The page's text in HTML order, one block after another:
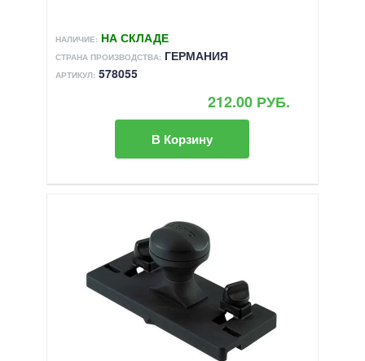
НАЛИЧИЕ: НА СКЛАДЕ
СТРАНА ПРОИЗВОДСТВА:ГЕРМАНИЯ
АРТИКУЛ:578055
212.00 РУБ.
В Корзину